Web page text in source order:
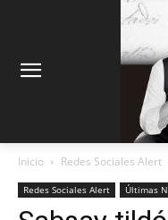
Inicio Redes Sociales Alert
Redes Sociales Alert Últimas